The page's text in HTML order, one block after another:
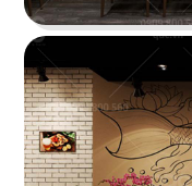
HẢI
Đội ngũ thiết
đặc trưng
thanh